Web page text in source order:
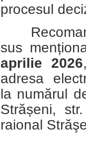
procesul
sus
aprilie 2026
adresa
la numărul
Strășeni,
raional